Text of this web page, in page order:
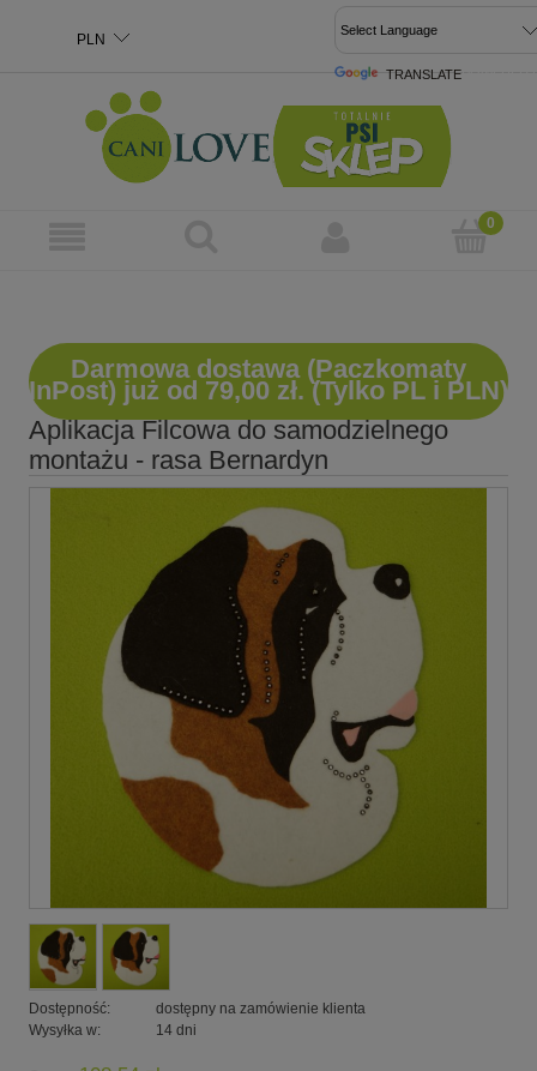
TRANSLATE
Darmowa dostawa (Paczkomaty
InPost) już od 79,00 zł. (Tylko PL i PLN)
Aplikacja Filcowa do samodzielnego
montażu - rasa Bernardyn
Dostępność:
dostępny na zamówienie klienta
Wysyłka w:
14 dni